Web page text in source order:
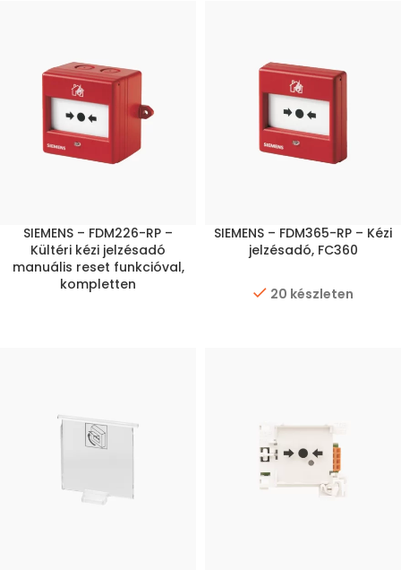
SIEMENS – FDM226-RP –
Kültéri kézi jelzésadó
manuális reset funkcióval,
kompletten
SIEMENS – FDM365-RP – Kézi
jelzésadó, FC360
20 készleten